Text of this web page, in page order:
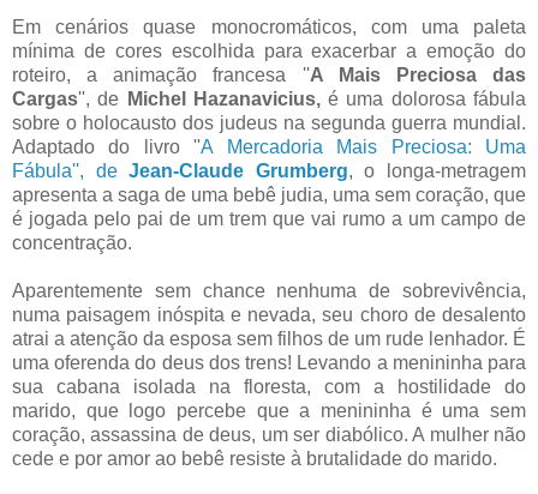
Em cenários quase monocromáticos, com uma paleta
mínima de cores escolhida para exacerbar a emoção do
roteiro, a animação francesa ''A Mais Preciosa das
Cargas'', de Michel Hazanavicius,é uma dolorosa fábula
sobre o holocausto dos judeus na segunda guerra mundial.
Adaptado do livro ''A Mercadoria Mais Preciosa: Uma
Fábula'', deJean-Claude Grumberg, o longa-metragem
apresenta a saga de uma bebê judia, uma sem coração, que
é jogada pelo pai de um trem que vai rumo a um campo de
concentração.
Aparentemente sem chance nenhuma de sobrevivência,
numa paisagem inóspita e nevada, seu choro de desalento
atrai a atenção da esposa sem filhos de um rude lenhador. É
uma oferenda do deus dos trens! Levando a menininha para
sua cabana isolada na floresta, com a hostilidade do
marido, que logo percebe que a menininha é uma sem
coração, assassina de deus, um ser diabólico. A mulher não
cede e por amor ao bebê resiste à brutalidade do marido.